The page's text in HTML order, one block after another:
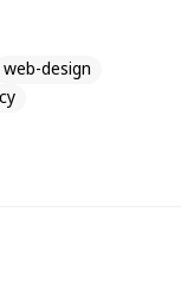
web-design